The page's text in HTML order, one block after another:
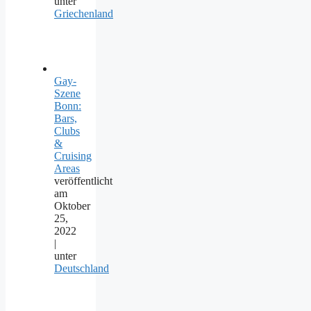
Griechenland
Gay-
Szene
Bonn:
Bars,
Clubs
&
Cruising
Areas
veröffentlicht
am
Oktober
25,
2022
|
unter
Deutschland